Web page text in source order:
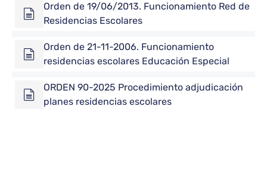
Orden de 19/06/2013. Funcionamiento Red de
Residencias Escolares
Orden de 21-11-2006. Funcionamiento
residencias escolares Educación Especial
ORDEN 90-2025 Procedimiento adjudicación
planes residencias escolares